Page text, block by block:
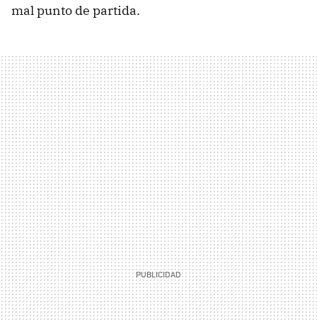
mal punto de partida.